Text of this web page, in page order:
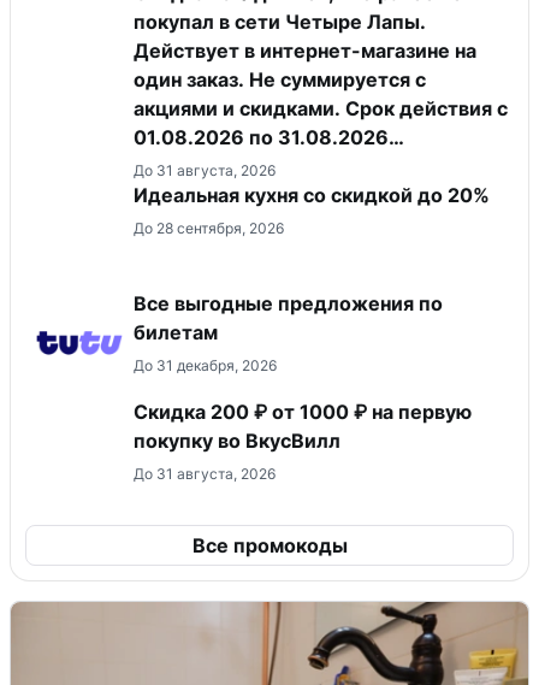
покупал в сети Четыре Лапы.
Действует в интернет-магазине на
один заказ. Не суммируется с
акциями и скидками. Срок действия с
01.08.2026 по 31.08.2026
(включительно).
До 31 августа, 2026
Идеальная кухня со скидкой до 20%
До 28 сентября, 2026
Все выгодные предложения по
билетам
До 31 декабря, 2026
Скидка 200 ₽ от 1000 ₽ на первую
покупку во ВкусВилл
До 31 августа, 2026
Все промокоды